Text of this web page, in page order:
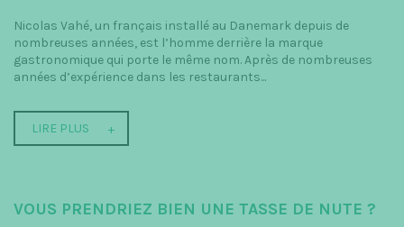
Nicolas Vahé, un français installé au Danemark depuis de
nombreuses années, est l’homme derrière la marque
gastronomique qui porte le même nom. Après de nombreuses
années d’expérience dans les restaurants...
LIRE PLUS
VOUS PRENDRIEZ BIEN UNE TASSE DE NUTE ?